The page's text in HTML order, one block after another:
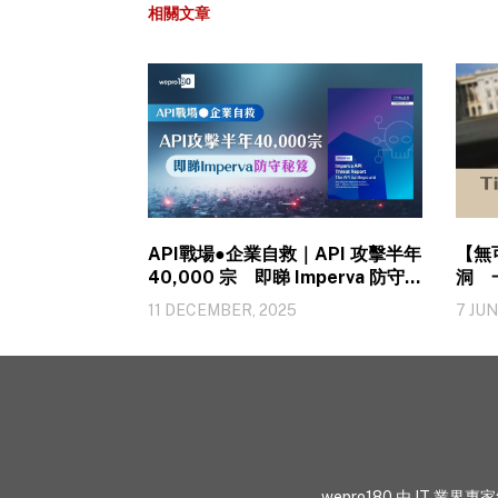
相關文章
API戰場●企業自救｜API 攻擊半年
40,000 宗 即睇 Imperva 防守秘
笈
11 DECEMBER, 2025
【
洞
7